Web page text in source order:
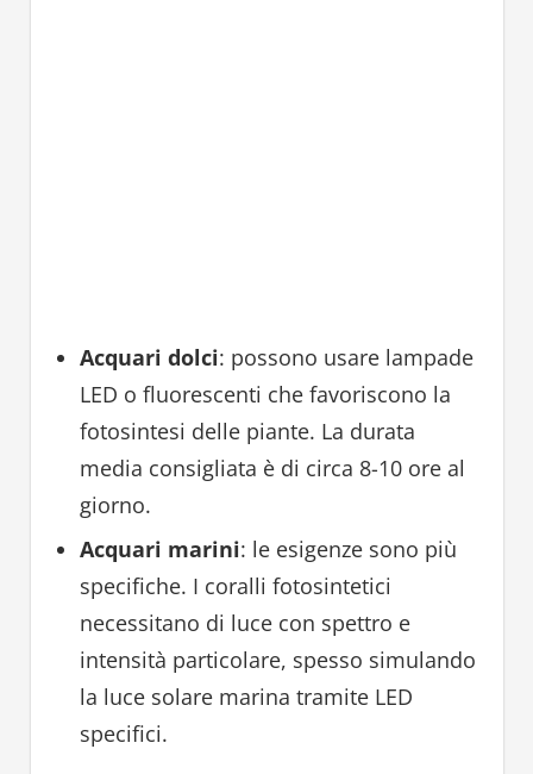
Acquari dolci: possono usare lampade
LED o fluorescenti che favoriscono la
fotosintesi delle piante. La durata
media consigliata è di circa 8-10 ore al
giorno.
Acquari marini: le esigenze sono più
specifiche. I coralli fotosintetici
necessitano di luce con spettro e
intensità particolare, spesso simulando
la luce solare marina tramite LED
specifici.